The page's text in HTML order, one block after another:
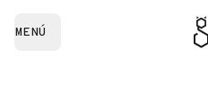
MENÚ